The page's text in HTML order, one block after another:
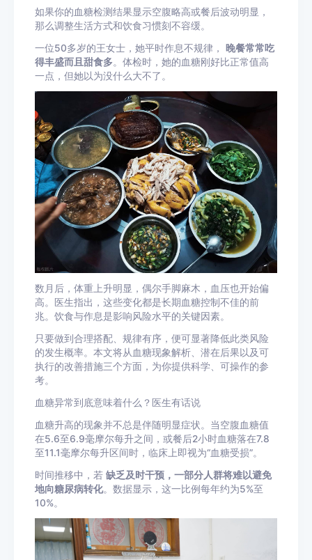
如果你的血糖检测结果显示空腹略高或餐后波动明显，
那么调整生活方式和饮食习惯刻不容缓。
一位50多岁的王女士，她平时作息不规律，
晚餐常常吃
得丰盛而且甜食多。体检时，她的血糖刚好比正常值高
一点，但她以为没什么大不了。
数月后，体重上升明显，偶尔手脚麻木，血压也开始偏
高。医生指出，这些变化都是长期血糖控制不佳的前
兆。饮食与作息是影响风险水平的关键因素。
只要做到合理搭配、规律有序，便可显著降低此类风险
的发生概率。本文将从血糖现象解析、潜在后果以及可
执行的改善措施三个方面，为你提供科学、可操作的参
考。
血糖异常到底意味着什么？医生有话说
血糖升高的现象并不总是伴随明显症状。当空腹血糖值
在5.6至6.9毫摩尔每升之间，或餐后2小时血糖落在7.8
至11.1毫摩尔每升区间时，临床上即视为“血糖受损”。
时间推移中，若 缺乏及时干预，一部分人群将难以避免
地向糖尿病转化。数据显示，这一比例每年约为5%至
10%。